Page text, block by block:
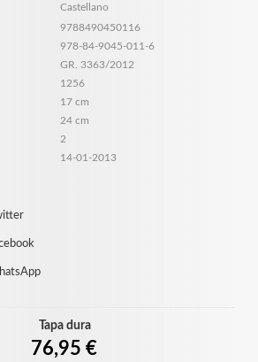
Castellano
9788490450116
978-84-9045-011-6
GR. 3363/2012
1256
17 cm
24 cm
2
14-01-2013
Tapa dura
76,95 €